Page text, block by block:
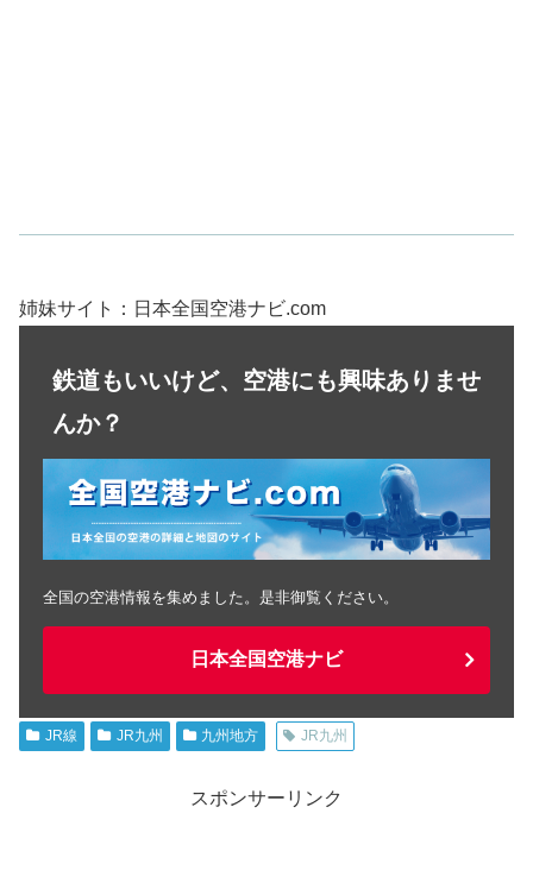
姉妹サイト：日本全国空港ナビ.com
鉄道もいいけど、空港にも興味ありませ
んか？
全国の空港情報を集めました。是非御覧ください。
日本全国空港ナビ
JR線 JR九州 九州地方 JR九州
スポンサーリンク